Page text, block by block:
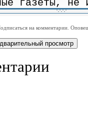
-
-
-
-
-
на комментарии.